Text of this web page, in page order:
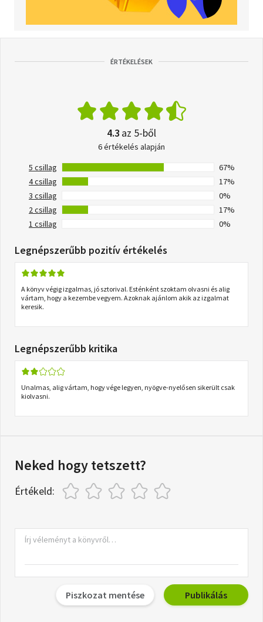
ÉRTÉKELÉSEK
4.3 az 5-ből
6 értékelés alapján
5 csillag
67%
4 csillag
17%
3 csillag
0%
2 csillag
17%
1 csillag
0%
Legnépszerűbb pozitív értékelés
A könyv végig izgalmas, jó sztorival. Esténként szoktam olvasni és alig
vártam, hogy a kezembe vegyem. Azoknak ajánlom akik az izgalmat
keresik.
Legnépszerűbb kritika
Unalmas, alig vártam, hogy vége legyen, nyögve-nyelősen sikerült csak
kiolvasni.
Neked hogy tetszett?
Értékeld:
Piszkozat mentése Publikálás